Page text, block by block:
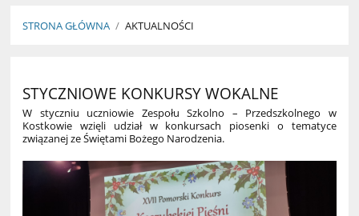
STRONA GŁÓWNA / AKTUALNOŚCI
STYCZNIOWE KONKURSY WOKALNE
W styczniu uczniowie Zespołu Szkolno – Przedszkolnego w
Kostkowie wzięli udział w konkursach piosenki o tematyce
związanej ze Świętami Bożego Narodzenia.